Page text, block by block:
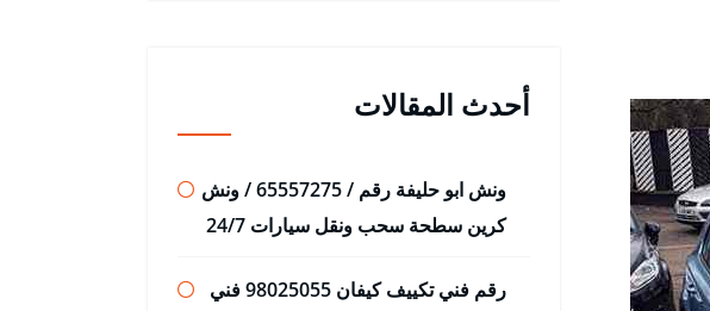
أحدث المقالات
ونش ابو حليفة رقم / 65557275 / ونش
كرين سطحة سحب ونقل سيارات 24/7
رقم فني تكييف كيفان 98025055 فني